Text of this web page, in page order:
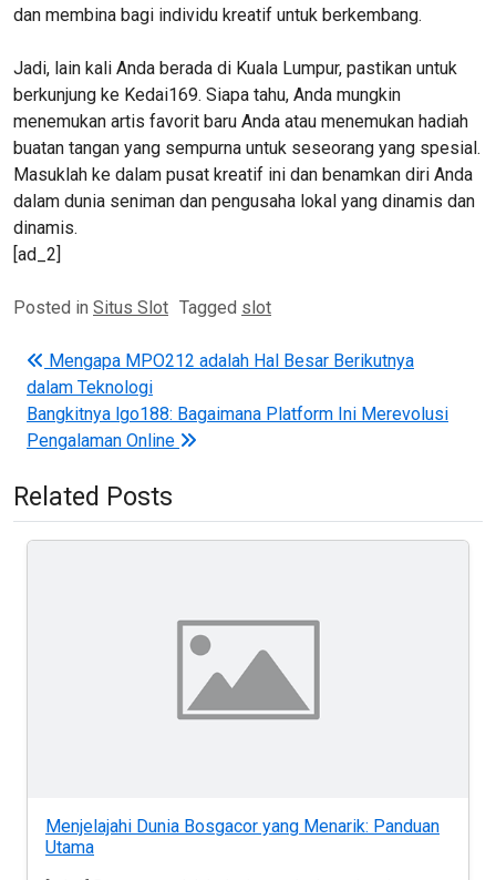
dan membina bagi individu kreatif untuk berkembang.
Jadi, lain kali Anda berada di Kuala Lumpur, pastikan untuk
berkunjung ke Kedai169. Siapa tahu, Anda mungkin
menemukan artis favorit baru Anda atau menemukan hadiah
buatan tangan yang sempurna untuk seseorang yang spesial.
Masuklah ke dalam pusat kreatif ini dan benamkan diri Anda
dalam dunia seniman dan pengusaha lokal yang dinamis dan
dinamis.
[ad_2]
Posted in Situs Slot Tagged slot
Post navigation
Mengapa MPO212 adalah Hal Besar Berikutnya
dalam Teknologi
Bangkitnya lgo188: Bagaimana Platform Ini Merevolusi
Pengalaman Online
Related Posts
Menjelajahi Dunia Bosgacor yang Menarik: Panduan
Utama